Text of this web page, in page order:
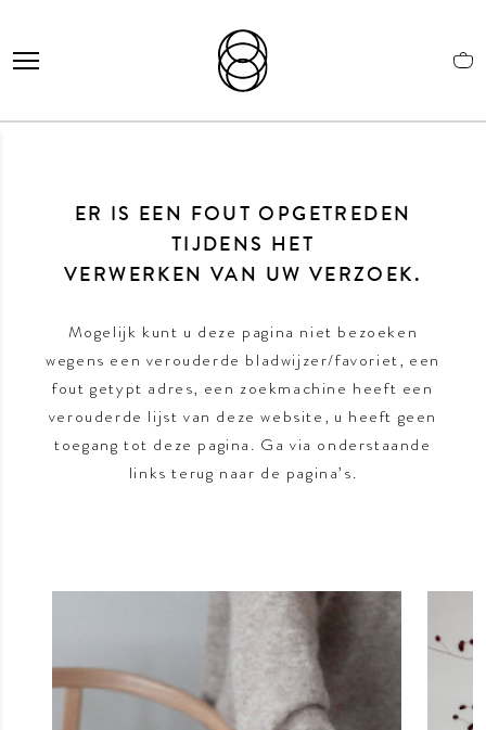
ER IS EEN FOUT OPGETREDEN
TIJDENS HET
VERWERKEN VAN UW VERZOEK.
Mogelijk kunt u deze pagina niet bezoeken
wegens een verouderde bladwijzer/favoriet, een
fout getypt adres, een zoekmachine heeft een
verouderde lijst van deze website, u heeft geen
toegang tot deze pagina. Ga via onderstaande
links terug naar de pagina’s.